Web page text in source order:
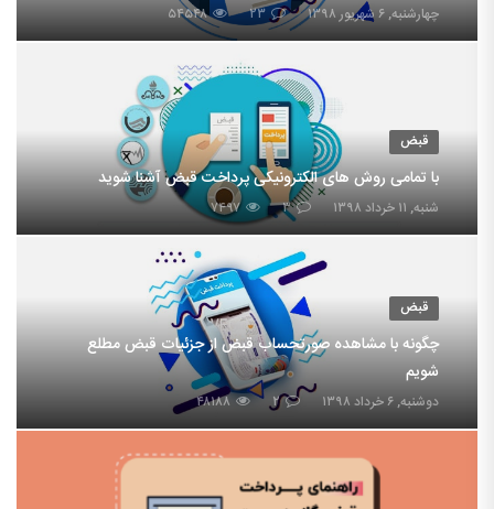
چهارشنبه, ۶ شهریور ۱۳۹۸ ۲۳ ۵۴۵۴۸
قبض
با تمامی روش های الکترونیکی پرداخت قبض آشنا شوید
شنبه, ۱۱ خرداد ۱۳۹۸ ۳ ۷۴۹۷
قبض
چگونه با مشاهده صورتحساب قبض از جزئیات قبض مطلع
شویم
دوشنبه, ۶ خرداد ۱۳۹۸ ۲ ۴۸۱۸۸